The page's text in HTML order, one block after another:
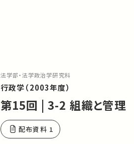
法学部・法学政治学研究科
行政学（2003年度）
第15回 | 3-2 組織と管理
配布資料 1